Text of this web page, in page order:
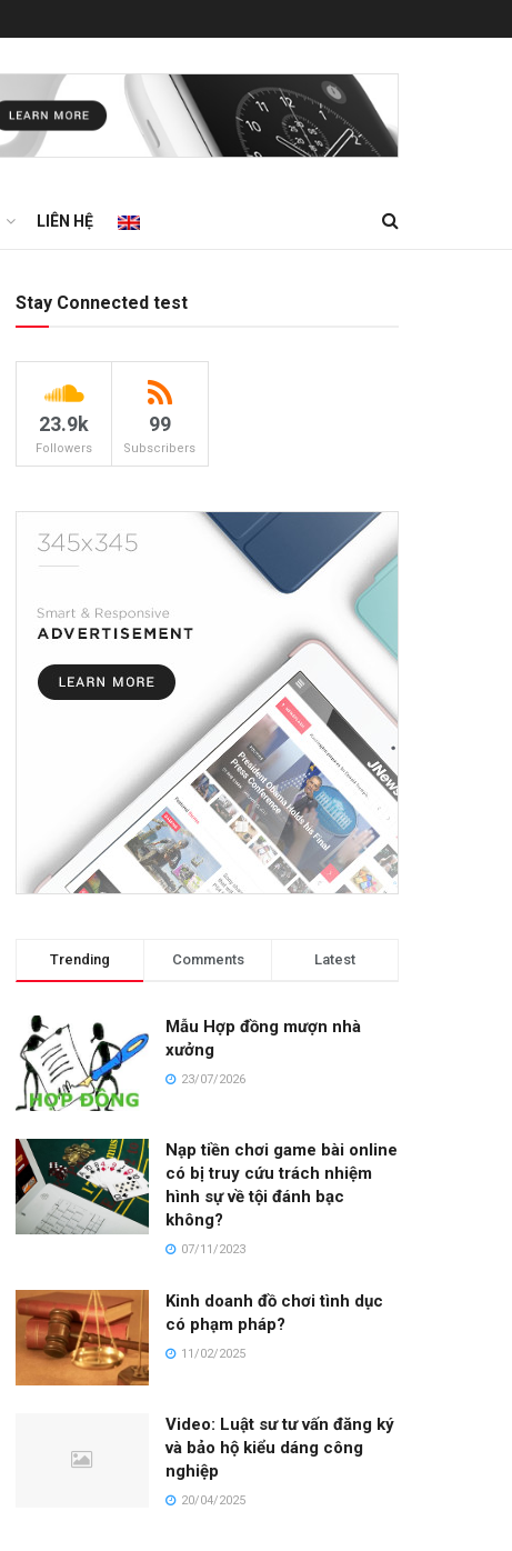
LIÊN HỆ
Stay Connected test
23.9k
Followers
99
Subscribers
Trending Comments Latest
Mẫu Hợp đồng mượn nhà
xưởng
23/07/2026
Nạp tiền chơi game bài online
có bị truy cứu trách nhiệm
hình sự về tội đánh bạc
không?
07/11/2023
Kinh doanh đồ chơi tình dục
có phạm pháp?
11/02/2025
Video: Luật sư tư vấn đăng ký
và bảo hộ kiểu dáng công
nghiệp
20/04/2025